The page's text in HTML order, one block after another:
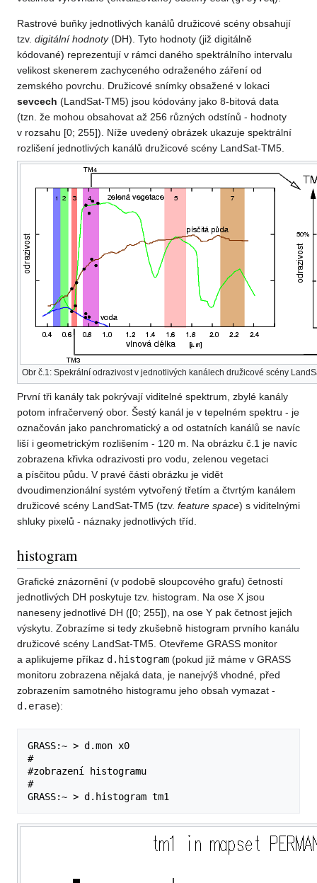
Rastrové buňky jednotlivých kanálů družicové scény obsahují
tzv. digitální hodnoty(DH). Tyto hodnoty (již digitálně
kódované) reprezentují v rámci daného spektrálního intervalu
velikost skenerem zachyceného odraženého záření od
zemského povrchu. Družicové snímky obsažené v lokaci
sevcech (LandSat-TM5) jsou kódovány jako 8-bitová data
(tzn. že mohou obsahovat až 256 různých odstínů - hodnoty
v rozsahu [0; 255]). Níže uvedený obrázek ukazuje spektrální
rozlišení jednotlivých kanálů družicové scény LandSat-TM5.
Obr č.1: Spekrální odrazivost v jednotlivých kanálech družicové scény
První tři kanály tak pokrývají viditelné spektrum, zbylé kanály
potom infračervený obor. Šestý kanál je v tepelném spektru - je
označován jako panchromatický a od ostatních kanálů se navíc
liší i geometrickým rozlišením - 120 m. Na obrázku č.1 je navíc
zobrazena křivka odrazivosti pro vodu, zelenou vegetaci
a písčitou půdu. V pravé části obrázku je vidět
dvoudimenzionální systém vytvořený třetím a čtvrtým kanálem
družicové scény LandSat-TM5 (tzv. feature space) s viditelnými
shluky pixelů - náznaky jednotlivých tříd.
histogram
Grafické znázornění (v podobě sloupcového grafu) četností
jednotlivých DH poskytuje tzv. histogram. Na ose X jsou
naneseny jednotlivé DH ([0; 255]), na ose Y pak četnost jejich
výskytu. Zobrazíme si tedy zkušebně histogram prvního kanálu
družicové scény LandSat-TM5. Otevřeme GRASS monitor
a aplikujeme příkaz d.histogram (pokud již máme v GRASS
monitoru zobrazena nějaká data, je nanejvýš vhodné, před
zobrazením samotného histogramu jeho obsah vymazat -
d.erase):
GRASS:~ > d.mon x0
#
#zobrazení histogramu
#